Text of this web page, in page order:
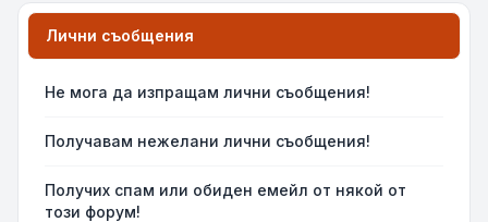
Лични съобщения
Не мога да изпращам лични съобщения!
Получавам нежелани лични съобщения!
Получих спам или обиден емейл от някой от
този форум!